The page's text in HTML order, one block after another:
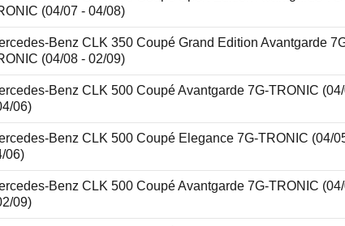
(04/07 - 04/08)
Benz CLK 350 Coupé Grand Edition Avantgarde
(04/08 - 02/09)
Benz CLK 500 Coupé Avantgarde 7G-TRONIC
06)
Benz CLK 500 Coupé Elegance 7G-TRONIC (04/
06)
Benz CLK 500 Coupé Avantgarde 7G-TRONIC
09)